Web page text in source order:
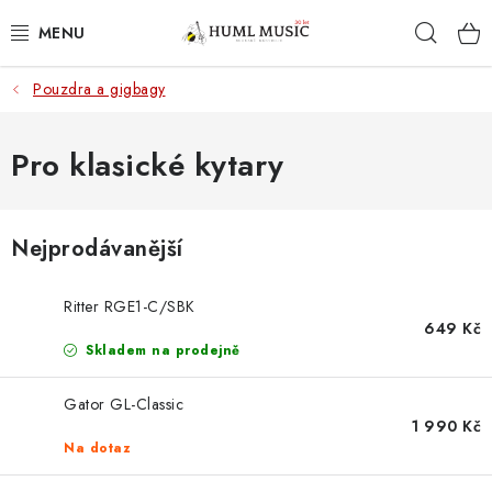
na
KYTARY
UKULELE
KLÁVESY
ZVUK
KYTAROVÉ PŘÍSLUŠENSTVÍ
Pouzdra a gigbagy
Pro klasické kytary
Nejprodávanější
Ritter RGE1-C/SBK
Skladem na prodejně
649 Kč
Gator GL-Classic
Na dotaz
1 990 Kč